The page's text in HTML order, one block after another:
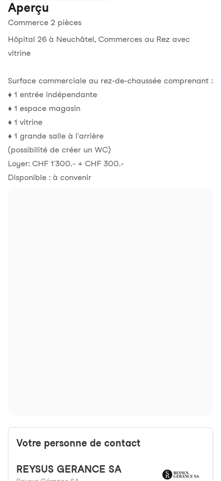
Aperçu
Commerce 2 pièces
Hôpital 26 à Neuchâtel, Commerces au Rez avec
vitrine
Surface commerciale au rez-de-chaussée comprenant :
♦ 1 entrée indépendante
♦ 1 espace magasin
♦ 1 vitrine
♦ 1 grande salle à l'arrière
(possibilité de créer un WC)
Loyer: CHF 1'300.- + CHF 300.-
Disponible : à convenir
Votre personne de contact
REYSUS GERANCE SA